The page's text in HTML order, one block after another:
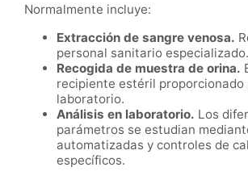
Normalmente incluye:
Extracción de sangre venosa.
personal sanitario especializado.
Recogida de muestra de orina.
recipiente estéril proporcionado
laboratorio.
Análisis en laboratorio. Los
parámetros se estudian
automatizadas y controles de
específicos.